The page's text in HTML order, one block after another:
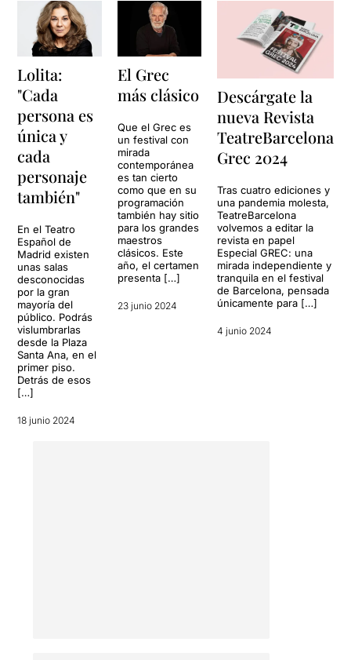
Lolita:
"Cada
persona es
única y
cada
personaje
también"
En el Teatro
Español de
Madrid existen
unas salas
desconocidas
por la gran
mayoría del
público. Podrás
vislumbrarlas
desde la Plaza
Santa Ana, en el
primer piso.
Detrás de esos
[…]
18 junio 2024
El Grec
más clásico
Que el Grec es
un festival con
mirada
contemporánea
es tan cierto
como que en su
programación
también hay sitio
para los grandes
maestros
clásicos. Este
año, el certamen
presenta […]
23 junio 2024
Descárgate la
nueva Revista
TeatreBarcelona
Grec 2024
Tras cuatro ediciones y
una pandemia molesta,
TeatreBarcelona
volvemos a editar la
revista en papel
Especial GREC: una
mirada independiente y
tranquila en el festival
de Barcelona, pensada
únicamente para […]
4 junio 2024